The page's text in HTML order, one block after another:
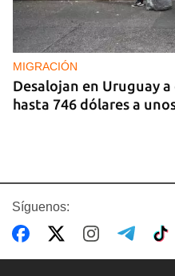
MIGRACIÓN
Desalojan en Uruguay
hasta 746 dólares a
Síguenos: